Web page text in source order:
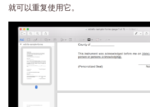
就可以重复使用它。